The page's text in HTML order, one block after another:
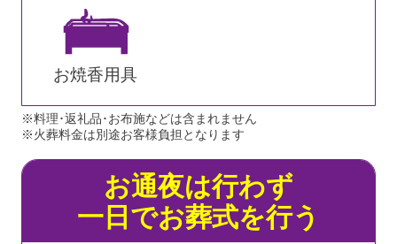
お焼香用具
※料理･返礼品･お布施などは含まれません
※火葬料金は別途お客様負担となります
お通夜は行わず
一日でお葬式を行う